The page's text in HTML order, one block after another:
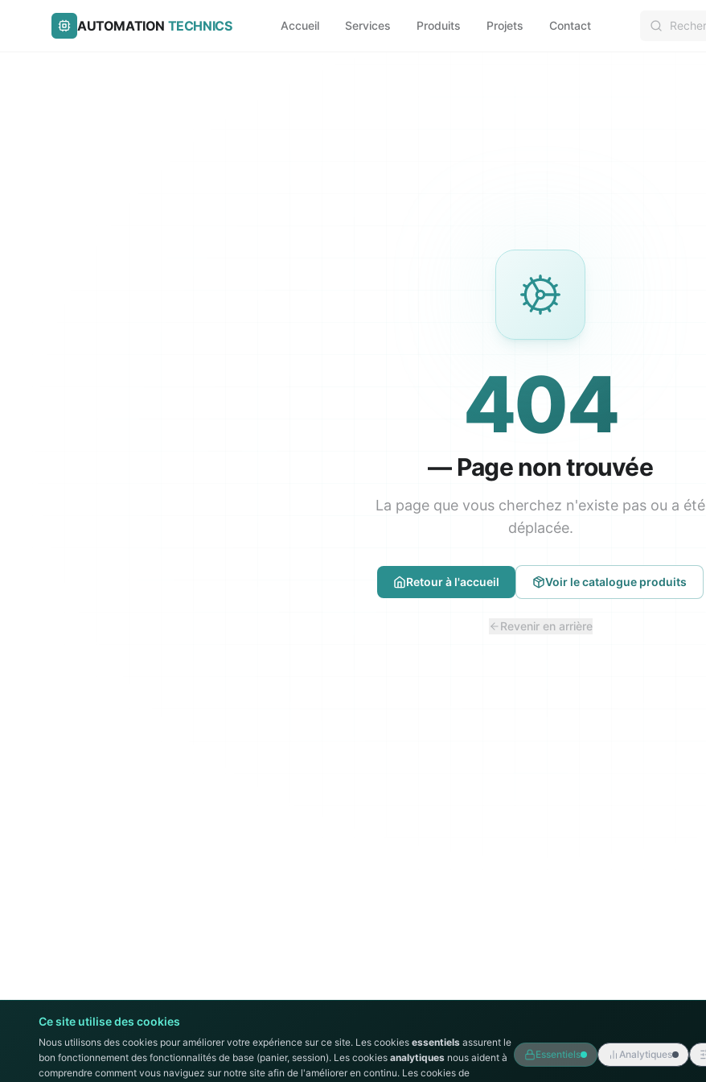
AUTOMATION TECHNICS Accueil Services Produits Projets Contact
404
—Page non trouvée
La page que vous cherchez n'existe pas ou a été
déplacée.
Retour à l'accueil Voir le catalogue produits
Revenir en arrière
Ce site utilise des cookies
Nous utilisons des cookies pour améliorer votre expérience sur ce site. Les cookies essentiels assurent le
bon fonctionnement des fonctionnalités de base (panier, session). Les cookies analytiques nous aident à
comprendre comment vous naviguez sur notre site afin de l'améliorer en continu. Les cookies de
Essentiels Analytiques